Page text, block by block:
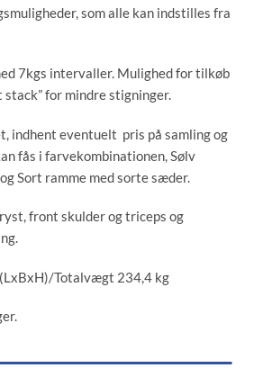
som alle kan indstilles fra
7kgs intervaller. Mulighed for tilkøb
stack” for mindre stigninger.
indhent eventuelt pris på samling og
fås i farvekombinationen, Sølv
Sort ramme med sorte sæder.
front skulder og triceps og
Totalvægt 234,4 kg